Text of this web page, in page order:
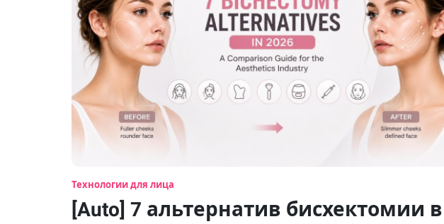
Технологии для лица
[Auto] 7 альтернатив бисхектомии в